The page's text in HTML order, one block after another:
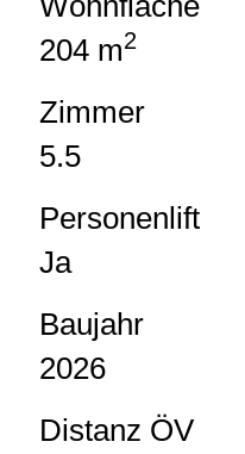
204 m2
Zimmer
5.5
Personenlift
Ja
Baujahr
2026
Distanz ÖV